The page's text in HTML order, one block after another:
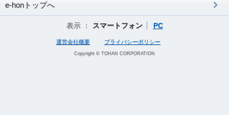
e-honトップへ
表示 ： スマートフォン PC
運営会社概要 プライバシーポリシー
Copyright © TOHAN CORPORATION